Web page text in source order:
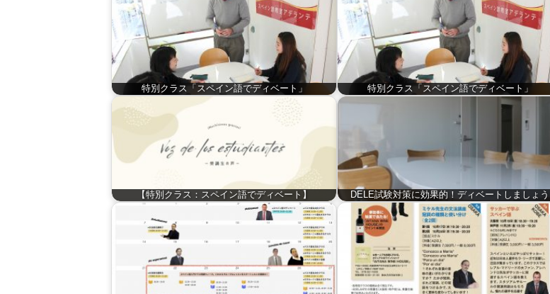
特別クラス「スペイン語でディベート」 特別クラス「スペイン語でディベート」
【特別クラス：スペイン語でディベート】 DELE試験対策に効果的！ディベートしましょう